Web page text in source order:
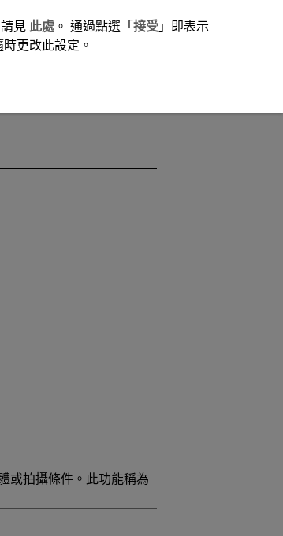
或拍攝條件。此功能稱為
見 此處 。 通過點選「 接受 」即表示
更改此設定。